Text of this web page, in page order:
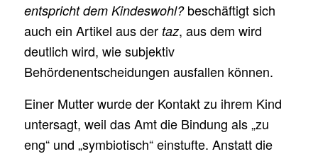
entspricht dem Kindeswohl?beschäftigt sich
auch ein Artikel aus der taz, aus dem wird
deutlich wird, wie subjektiv
Behördenentscheidungen ausfallen können.
Einer Mutter wurde der Kontakt zu ihrem Kind
untersagt, weil das Amt die Bindung als „zu
eng“ und „symbiotisch“ einstufte. Anstatt die